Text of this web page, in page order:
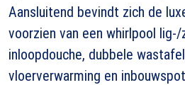
Aansluitend bevindt zich de
voorzien van een whirlpool
inloopdouche, dubbele
vloerverwarming en